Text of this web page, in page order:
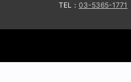
TEL： 03-5365-1771